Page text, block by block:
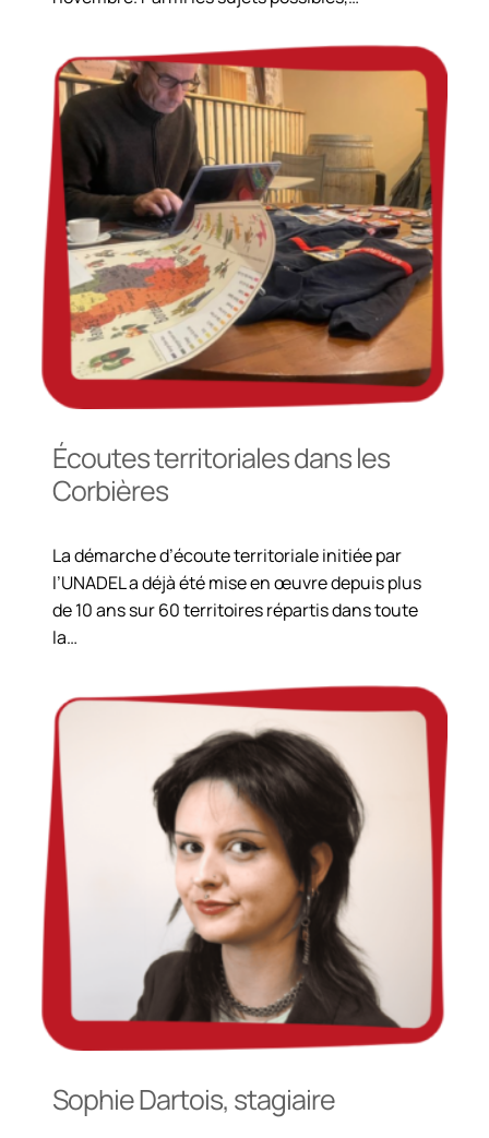
Écoutes territoriales dans les
Corbières
La démarche d’écoute territoriale initiée par
l’UNADEL a déjà été mise en œuvre depuis plus
de 10 ans sur 60 territoires répartis dans toute
la…
Sophie Dartois, stagiaire